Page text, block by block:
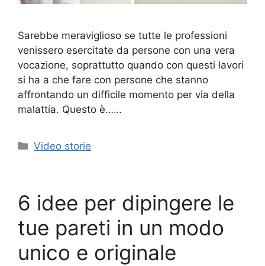
Sarebbe meraviglioso se tutte le professioni
venissero esercitate da persone con una vera
vocazione, soprattutto quando con questi lavori
si ha a che fare con persone che stanno
affrontando un difficile momento per via della
malattia. Questo è……
Categorie
Video storie
6 idee per dipingere le
tue pareti in un modo
unico e originale